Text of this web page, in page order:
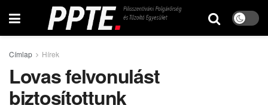
Címlap Hírek
Lovas felvonulást
biztosítottunk